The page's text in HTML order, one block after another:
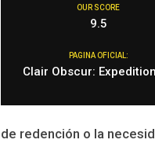
OUR SCORE
9.5
PAGINA OFICIAL:
Clair Obscur:
de redención o la